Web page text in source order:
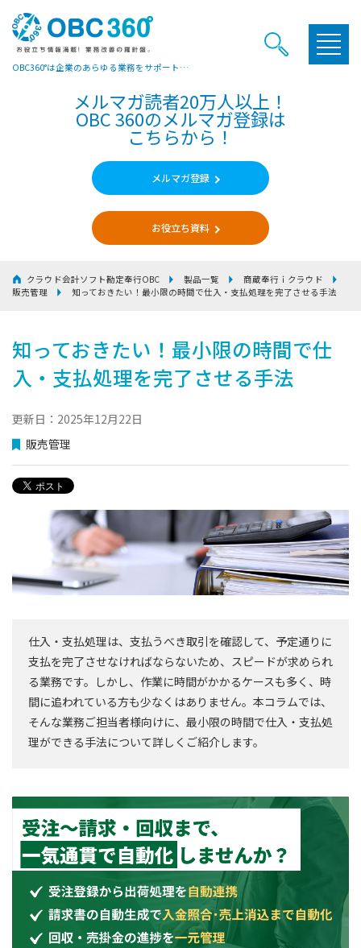
OBC360°は企業のあらゆる業務をサポートするヒントやお役立ち情報をご提供しています
メルマガ読者20万人以上！
OBC 360のメルマガ登録は
こちらから！
メルマガ登録
お役立ち資料
クラウド会計ソフト勘定奉行OBC 製品一覧
商蔵奉行ｉクラウド
販売管理
知っておきたい！最小限の時間で仕入・支払処理を完了させる手法
知っておきたい！最小限の時間で仕
入・支払処理を完了させる手法
更新日：2025年12月22日
販売管理
仕入・支払処理は、支払うべき取引を確認して、予定通りに
支払を完了させなければならないため、スピードが求められ
る業務です。しかし、作業に時間がかかるケースも多く、時
間に追われている方も少なくはありません。本コラムでは、
そんな業務ご担当者様向けに、最小限の時間で仕入・支払処
理ができる手法について詳しくご紹介します。